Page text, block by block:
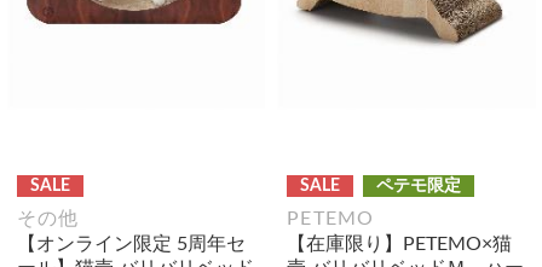
SALE
その他
【オンライン限定 5周年セ
SALE ペテモ限定
PETEMO
【在庫限り】PETEMO×猫